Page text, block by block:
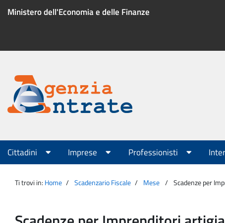
Ministero dell'Economia e delle Finanze
Menu
servizio
Agenzia
Entrate
Menu
principale
Cittadini Imprese Professionisti
Ti trovi in: Home Scadenzario Fiscale Mese Scadenze per